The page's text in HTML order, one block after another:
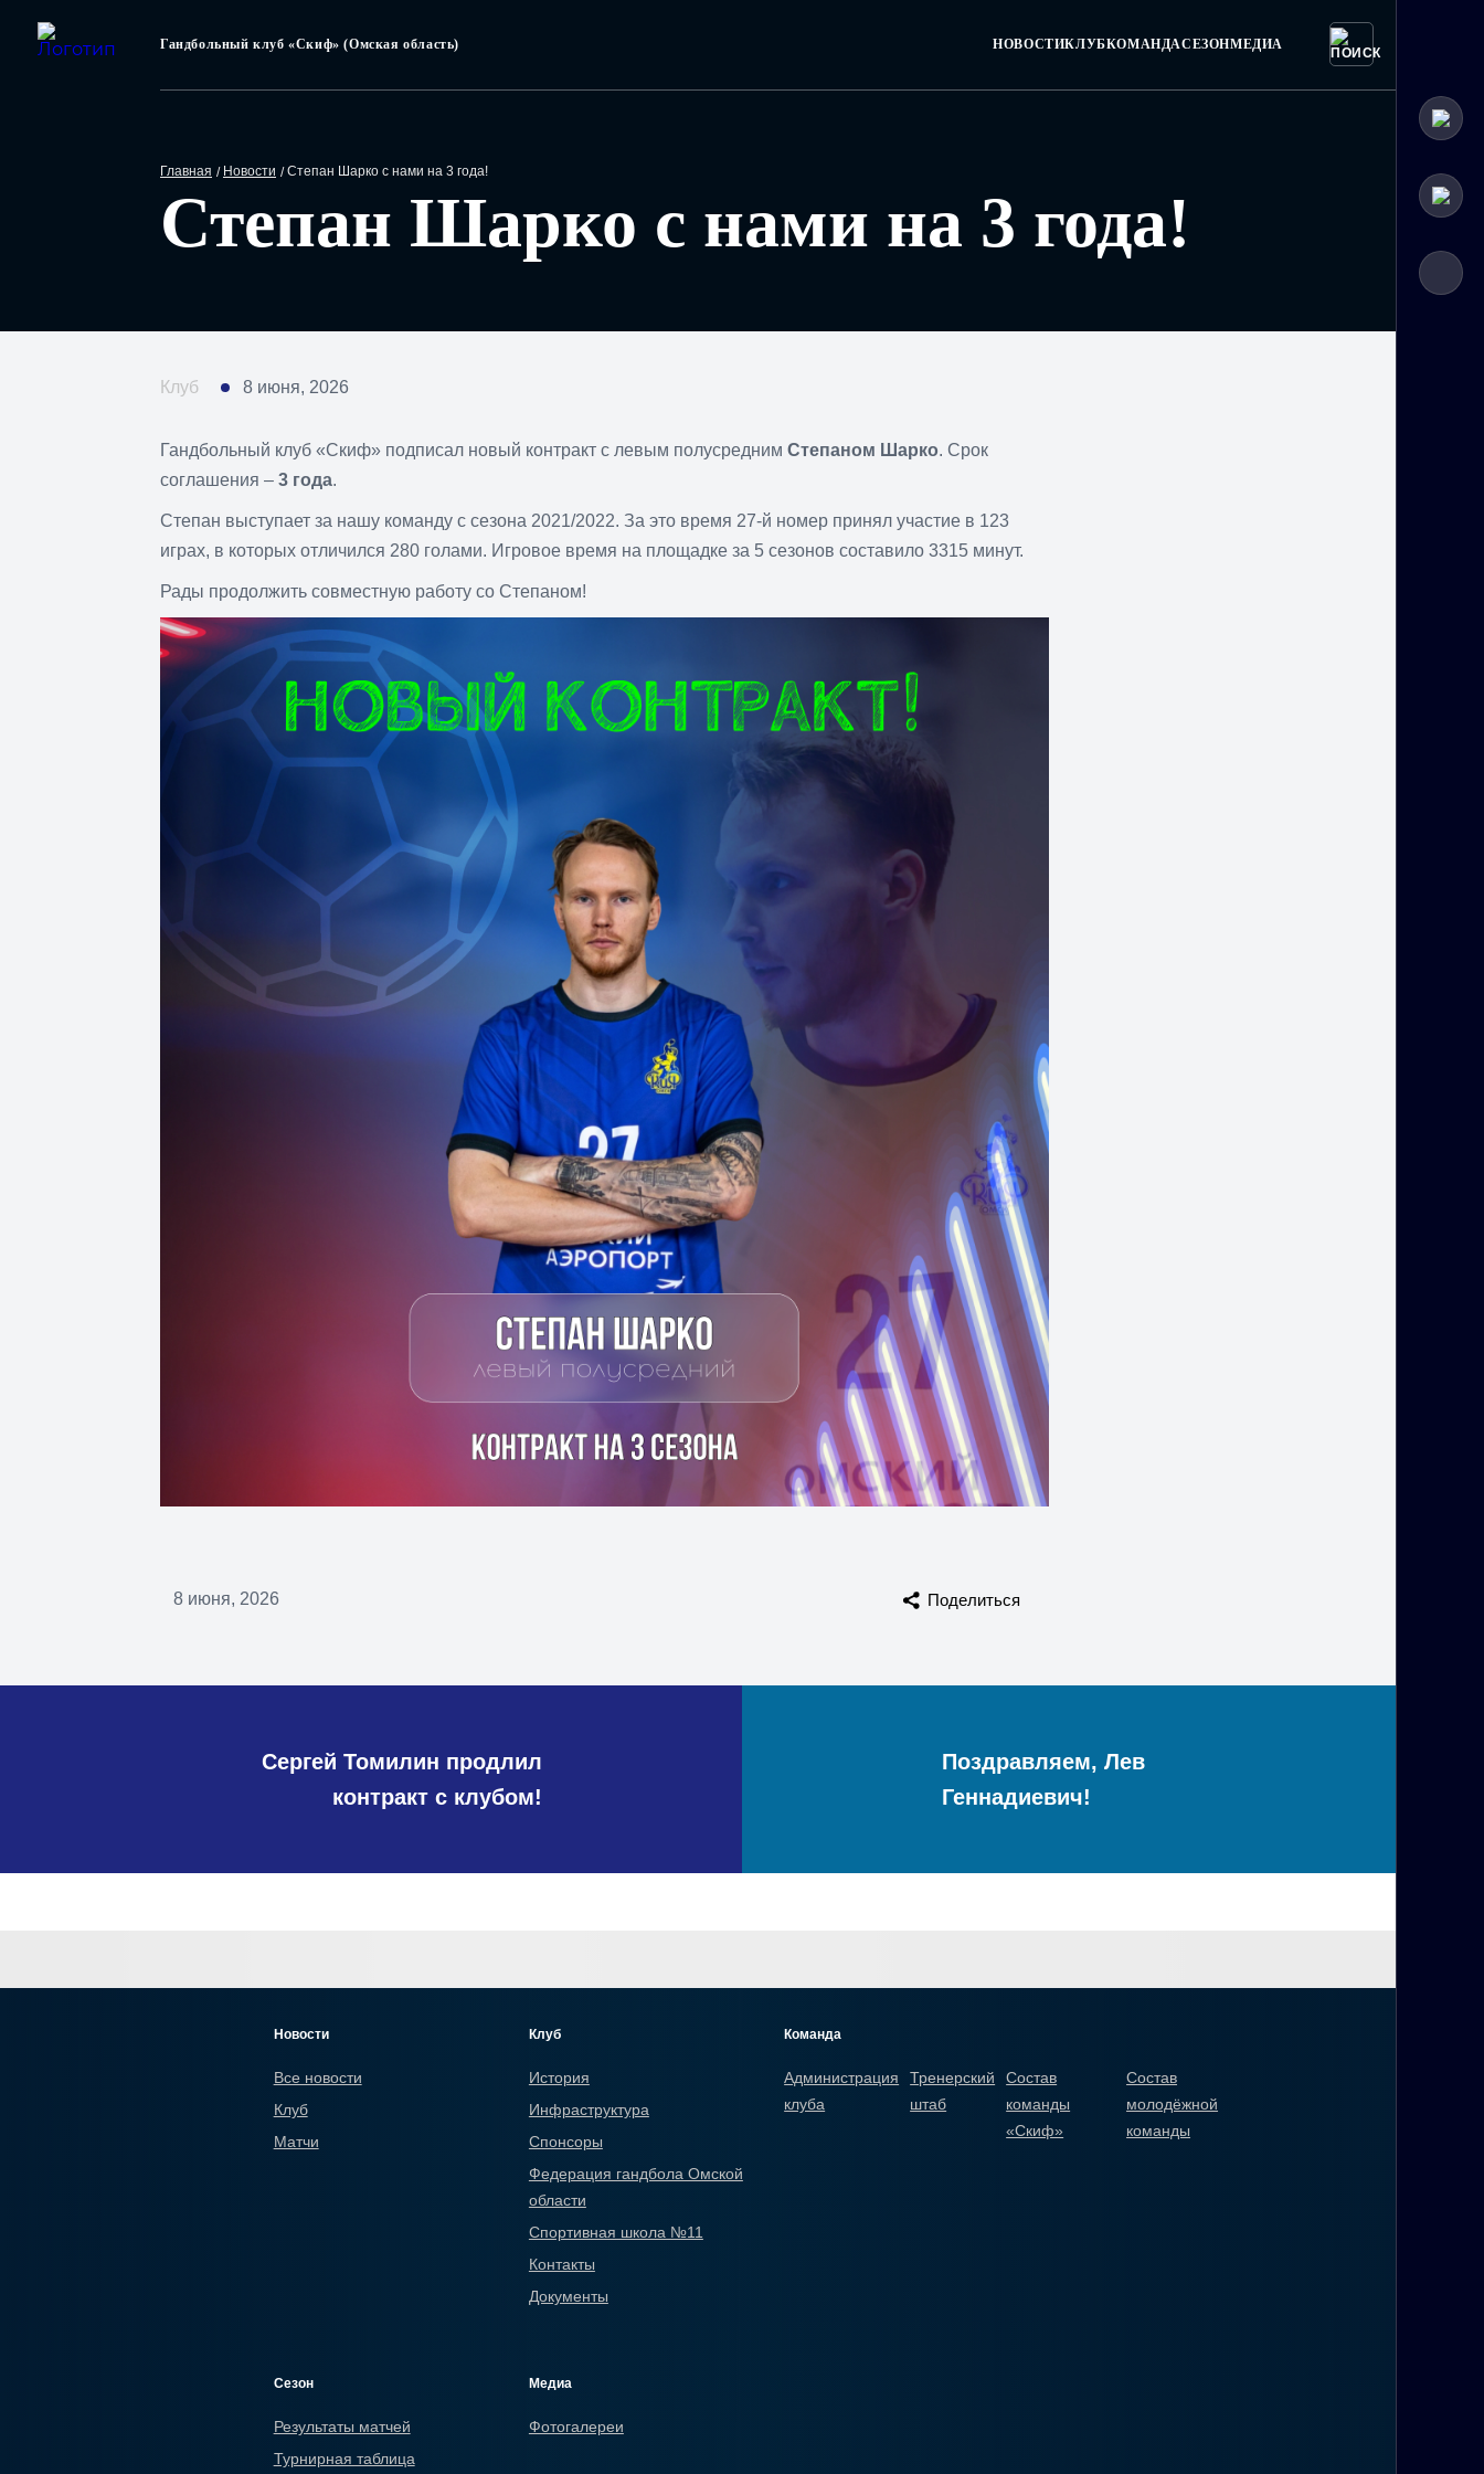
Гандбольный клуб «Скиф» (Омская область) НОВОСТИКЛУБКОМАНДАСЕЗОНМЕДИА
Главная Новости Степан Шарко с нами на 3 года!
Степан Шарко с нами на 3 года!
Клуб 8 июня, 2026
Гандбольный клуб «Скиф» подписал новый контракт с левым полусредним Степаном Шарко. Срок
соглашения – 3 года.
Степан выступает за нашу команду с сезона 2021/2022. За это время 27-й номер принял участие в 123
играх, в которых отличился 280 голами. Игровое время на площадке за 5 сезонов составило 3315 минут.
Рады продолжить совместную работу со Степаном!
8 июня, 2026 Поделиться
Сергей Томилин продлил
контракт с клубом!
Поздравляем, Лев
Геннадиевич!
Новости
Все новости
Клуб
Матчи
Клуб
История
Инфраструктура
Спонсоры
Федерация гандбола Омской
области
Спортивная школа №11
Контакты
Документы
Команда
Администрация
клуба
Тренерский
штаб
Состав
команды
«Скиф»
Состав
молодёжной
команды
Сезон
Результаты матчей
Турнирная таблица
Медиа
Фотогалереи
Нажмите Enter для поиска или Esc, чтобы закрыть